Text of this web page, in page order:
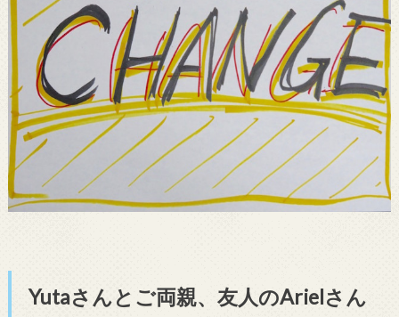
Yutaさんとご両親、友人のArielさん